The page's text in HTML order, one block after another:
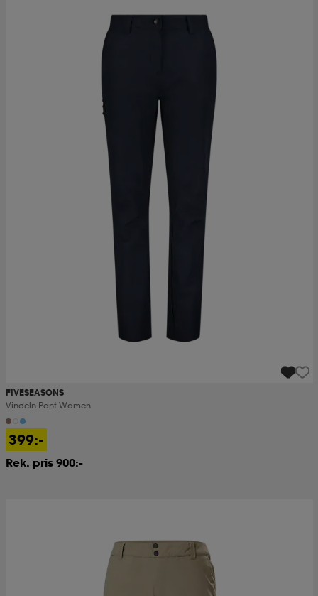
FIVESEASONS
Vindeln Pant Women
399:-
Rek. pris 900:-